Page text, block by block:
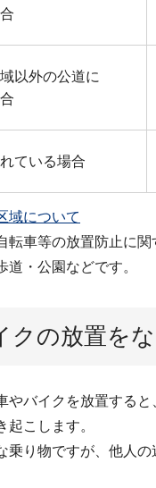
以外の公道に
ている場合
域について
転車等の放置防止に
・公園などです。
クの放置を
やバイクを放置する
こします。
乗り物ですが、他人